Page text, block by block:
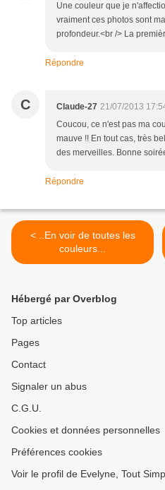
Une couleur que je
vraiment ces photos sont
profondeur.<br /> La
Répondre
C Claude-27 21/07/2013
Coucou, ce n'est pas ma
mauve !! En tout cas, très
des merveilles. Bonne
Répondre
< ..En voir de toutes les
couleurs...
Hébergé par Overblog
Top articles
Pages
Contact
Signaler un abus
C.G.U.
Cookies et données personnelles
Préférences cookies
Voir le profil de Evelyne, Tout